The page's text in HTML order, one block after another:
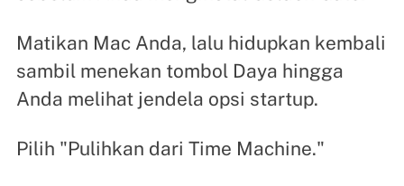
Matikan Mac Anda, lalu hidupkan kembali
sambil menekan tombol Daya hingga
Anda melihat jendela opsi startup.
Pilih "Pulihkan dari Time Machine."